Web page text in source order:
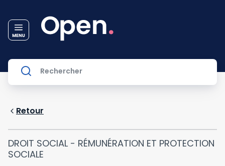
Retour
DROIT SOCIAL - RÉMUNÉRATION ET PROTECTION
SOCIALE